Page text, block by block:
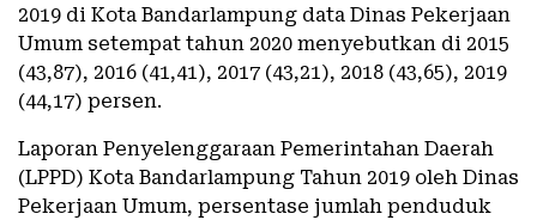
2019 di Kota Bandarlampung data Dinas Pekerjaan
Umum setempat tahun 2020 menyebutkan di 2015
(43,87), 2016 (41,41), 2017 (43,21), 2018 (43,65), 2019
(44,17) persen.
Laporan Penyelenggaraan Pemerintahan Daerah
(LPPD) Kota Bandarlampung Tahun 2019 oleh Dinas
Pekerjaan Umum, persentase jumlah penduduk